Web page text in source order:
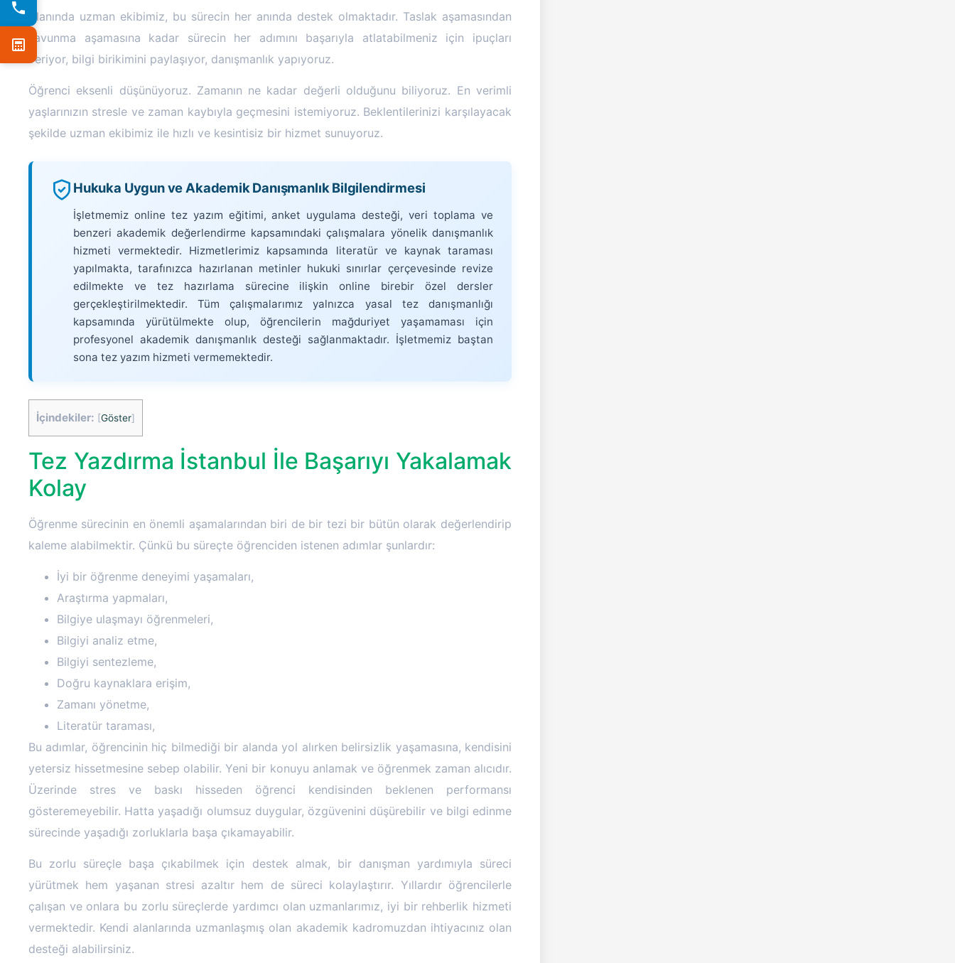
Alanında uzman ekibimiz, bu sürecin her anında destek olmaktadır. Taslak aşamasından
savunma aşamasına kadar sürecin her adımını başarıyla atlatabilmeniz için ipuçları
veriyor, bilgi birikimini paylaşıyor, danışmanlık yapıyoruz.
Öğrenci eksenli düşünüyoruz. Zamanın ne kadar değerli olduğunu biliyoruz. En verimli
yaşlarınızın stresle ve zaman kaybıyla geçmesini istemiyoruz. Beklentilerinizi karşılayacak
şekilde uzman ekibimiz ile hızlı ve kesintisiz bir hizmet sunuyoruz.
Hukuka Uygun ve Akademik Danışmanlık Bilgilendirmesi
İşletmemiz online tez yazım eğitimi, anket uygulama desteği, veri toplama ve
benzeri akademik değerlendirme kapsamındaki çalışmalara yönelik danışmanlık
hizmeti vermektedir. Hizmetlerimiz kapsamında literatür ve kaynak taraması
yapılmakta, tarafınızca hazırlanan metinler hukuki sınırlar çerçevesinde revize
edilmekte ve tez hazırlama sürecine ilişkin online birebir özel dersler
gerçekleştirilmektedir. Tüm çalışmalarımız yalnızca yasal tez danışmanlığı
kapsamında yürütülmekte olup, öğrencilerin mağduriyet yaşamaması için
profesyonel akademik danışmanlık desteği sağlanmaktadır. İşletmemiz baştan
sona tez yazım hizmeti vermemektedir.
İçindekiler: [Göster]
Tez Yazdırma İstanbul İle Başarıyı Yakalamak
Kolay
Öğrenme sürecinin en önemli aşamalarından biri de bir tezi bir bütün olarak değerlendirip
kaleme alabilmektir. Çünkü bu süreçte öğrenciden istenen adımlar şunlardır:
İyi bir öğrenme deneyimi yaşamaları,
Araştırma yapmaları,
Bilgiye ulaşmayı öğrenmeleri,
Bilgiyi analiz etme,
Bilgiyi sentezleme,
Doğru kaynaklara erişim,
Zamanı yönetme,
Literatür taraması,
Bu adımlar, öğrencinin hiç bilmediği bir alanda yol alırken belirsizlik yaşamasına, kendisini
yetersiz hissetmesine sebep olabilir. Yeni bir konuyu anlamak ve öğrenmek zaman alıcıdır.
Üzerinde stres ve baskı hisseden öğrenci kendisinden beklenen performansı
gösteremeyebilir. Hatta yaşadığı olumsuz duygular, özgüvenini düşürebilir ve bilgi edinme
sürecinde yaşadığı zorluklarla başa çıkamayabilir.
Bu zorlu süreçle başa çıkabilmek için destek almak, bir danışman yardımıyla süreci
yürütmek hem yaşanan stresi azaltır hem de süreci kolaylaştırır. Yıllardır öğrencilerle
çalışan ve onlara bu zorlu süreçlerde yardımcı olan uzmanlarımız, iyi bir rehberlik hizmeti
vermektedir. Kendi alanlarında uzmanlaşmış olan akademik kadromuzdan ihtiyacınız olan
desteği alabilirsiniz.